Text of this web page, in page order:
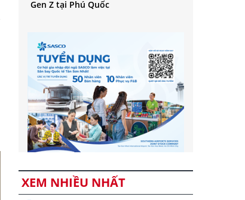
Gen Z tại Phú Quốc
XEM NHIỀU NHẤT